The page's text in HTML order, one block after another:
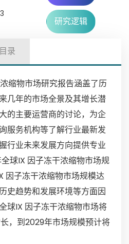
研究逻辑
录
缩物市场研究报告涵盖了历
几年的市场全景及其增长潜
的主要运营商的讨论，为企
服务机构等了解行业最新发
行业未来发展方向提供专业
球IX 因子冻干浓缩物市场规
因子冻干浓缩物市场规模达
史趋势和发展环境等方面因
球IX 因子冻干浓缩物市场将
长，到2029年市场规模预计将